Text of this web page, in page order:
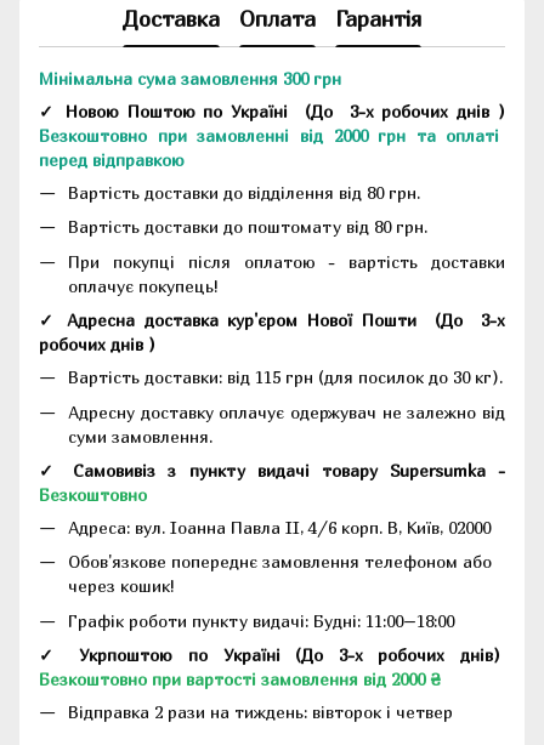
Доставка Оплата Гарантія
Мінімальна сума замовлення 300 грн
✓ Новою Поштою по Україні (До 3-х робочих днів )
Безкоштовно при замовленні від 2000 грн та оплаті
перед відправкою
Вартість доставки до відділення від 80 грн.
Вартість доставки до поштомату від 80 грн.
При покупці після оплатою - вартість доставки
оплачує покупець!
✓ Адресна доставка кур'єром Нової Пошти (До 3-х
робочих днів )
Вартість доставки: від 115 грн (для посилок до 30 кг).
Адресну доставку оплачує одержувач не залежно від
суми замовлення.
✓ Самовивіз з пункту видачі товару Supersumka -
Безкоштовно
Адреса: вул. Іоанна Павла II, 4/6 корп. В, Київ, 02000
Обов'язкове попереднє замовлення телефоном або
через кошик!
Графік роботи пункту видачі: Будні: 11:00–18:00
✓ Укрпоштою по Україні (До 3-х робочих днів)
Безкоштовно при вартості замовлення від 2000 ₴
Відправка 2 рази на тиждень: вівторок і четвер